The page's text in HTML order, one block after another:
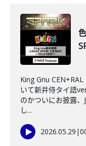
King Gnu
いて新井侍タイ語
のかついにお披露
し...
2026.05.29 |